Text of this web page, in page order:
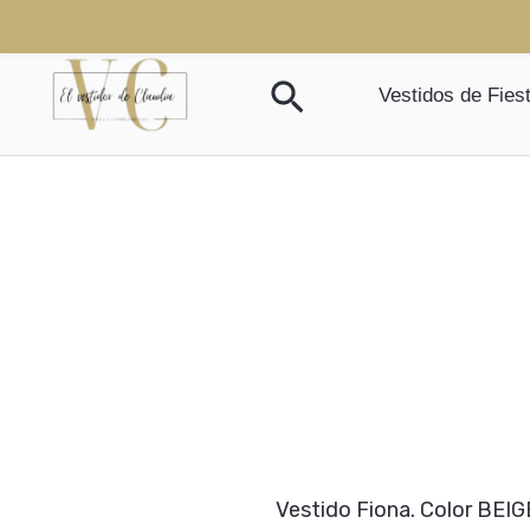
al
contenido
BuscarVestidos de
Vestido Fiona. Color